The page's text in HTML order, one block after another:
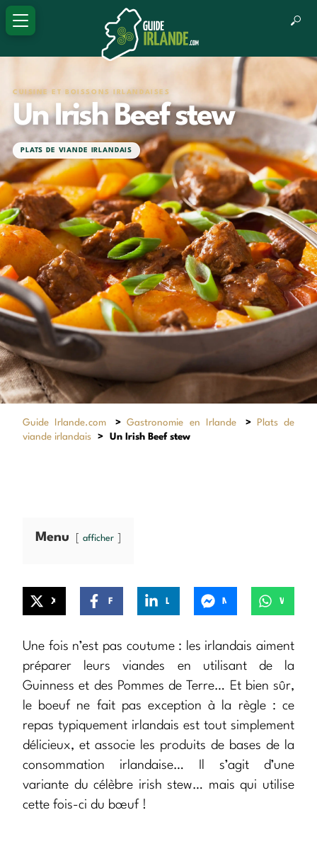
CUISINE ET BOISSONS IRLANDAISES
Un Irish Beef stew
PLATS DE VIANDE IRLANDAIS
Guide Irlande.com >Gastronomie en Irlande >
Plats de
viande irlandais
> Un Irish Beef stew
Menu afficher
Une fois n’est pas coutume : les irlandais aiment
préparer leurs viandes en utilisant de la
Guinness et des Pommes de Terre… Et bien sûr,
le boeuf ne fait pas exception à la règle : ce
repas typiquement irlandais est tout simplement
délicieux, et associe les produits de bases de la
consommation irlandaise… Il s’agit d’une
variante du célèbre irish stew… mais qui utilise
cette fois-ci du bœuf !